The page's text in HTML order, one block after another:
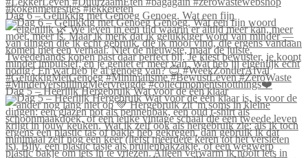
Dag 6 – Gelukkig met Genoeg Genoeg. Wat een fijn
Dag 5 – Heerlijk Hergebruik Wat voor de één klaar